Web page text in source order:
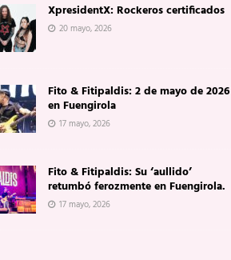
XpresidentX: Rockeros certificados
20 mayo, 2026
Fito & Fitipaldis: 2 de mayo de 2026
en Fuengirola
17 mayo, 2026
Fito & Fitipaldis: Su ‘aullido’
retumbó ferozmente en Fuengirola.
17 mayo, 2026